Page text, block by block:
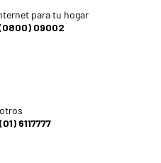
para tu hogar
09002
6117777